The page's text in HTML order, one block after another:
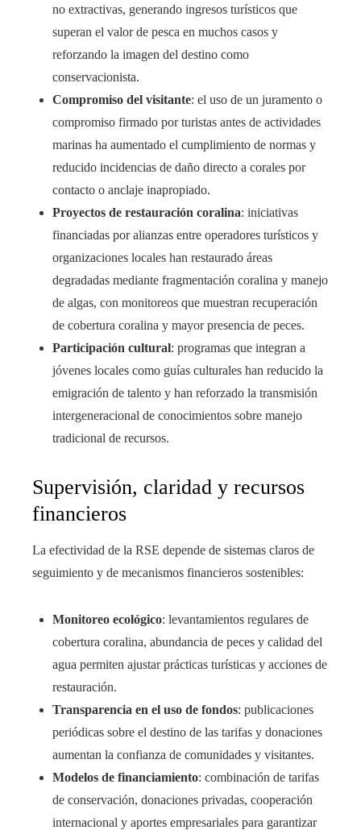
no extractivas, generando ingresos turísticos que
superan el valor de pesca en muchos casos y
reforzando la imagen del destino como
conservacionista.
Compromiso del visitante: el uso de un juramento o
compromiso firmado por turistas antes de actividades
marinas ha aumentado el cumplimiento de normas y
reducido incidencias de daño directo a corales por
contacto o anclaje inapropiado.
Proyectos de restauración coralina: iniciativas
financiadas por alianzas entre operadores turísticos y
organizaciones locales han restaurado áreas
degradadas mediante fragmentación coralina y manejo
de algas, con monitoreos que muestran recuperación
de cobertura coralina y mayor presencia de peces.
Participación cultural: programas que integran a
jóvenes locales como guías culturales han reducido la
emigración de talento y han reforzado la transmisión
intergeneracional de conocimientos sobre manejo
tradicional de recursos.
Supervisión, claridad y recursos
financieros
La efectividad de la RSE depende de sistemas claros de
seguimiento y de mecanismos financieros sostenibles:
Monitoreo ecológico: levantamientos regulares de
cobertura coralina, abundancia de peces y calidad del
agua permiten ajustar prácticas turísticas y acciones de
restauración.
Transparencia en el uso de fondos: publicaciones
periódicas sobre el destino de las tarifas y donaciones
aumentan la confianza de comunidades y visitantes.
Modelos de financiamiento: combinación de tarifas
de conservación, donaciones privadas, cooperación
internacional y aportes empresariales para garantizar